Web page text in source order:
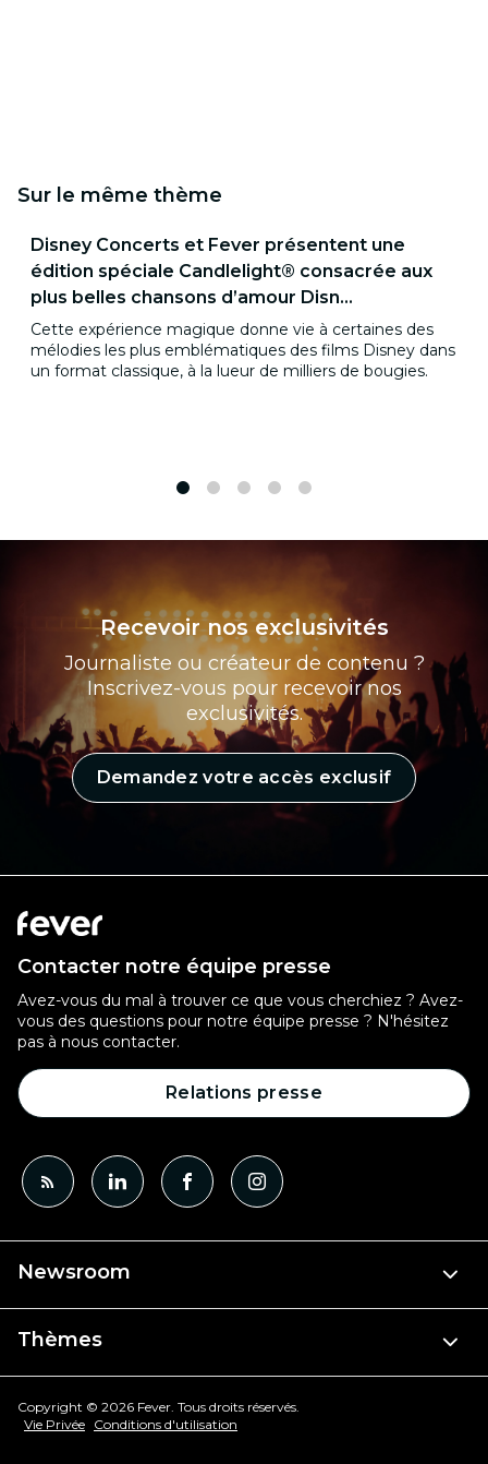
Sur le même thème
Disney Concerts et Fever présentent une
édition spéciale Candlelight® consacrée aux
plus belles chansons d’amour Disn...
Cette expérience magique donne vie à certaines des
mélodies les plus emblématiques des films Disney dans
un format classique, à la lueur de milliers de bougies.
Recevoir nos exclusivités
Journaliste ou créateur de contenu ?
Inscrivez-vous pour recevoir nos
exclusivités.
Demandez votre accès exclusif
Contacter notre équipe presse
Avez-vous du mal à trouver ce que vous cherchiez ? Avez-
vous des questions pour notre équipe presse ? N'hésitez
pas à nous contacter.
Relations presse
Newsroom
Thèmes
Copyright © 2026 Fever. Tous droits réservés.
Vie Privée Conditions d'utilisation